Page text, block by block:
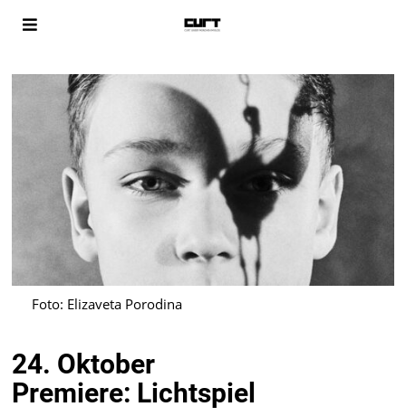
Foto: Elizaveta Porodina
24. Oktober
Premiere: Lichtspiel